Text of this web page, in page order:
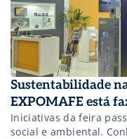
Sustentabilidade
EXPOMAFE está
Iniciativas da feira
social e ambiental.